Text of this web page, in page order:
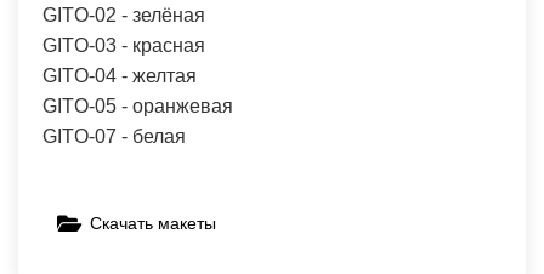
GITO-02 - зелёная
GITO-03 - красная
GITO-04 - желтая
GITO-05 - оранжевая
GITO-07 - белая
Скачать макеты